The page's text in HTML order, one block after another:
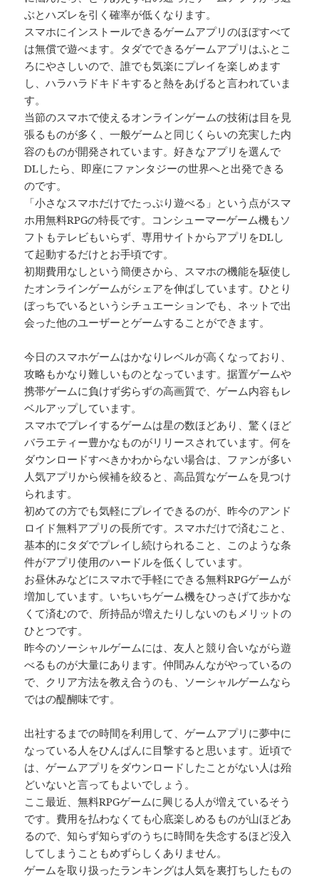
ぶとハズレを引く確率が低くなります。
スマホにインストールできるゲームアプリのほぼすべて
は無償で遊べます。タダでできるゲームアプリはふとこ
ろにやさしいので、誰でも気楽にプレイを楽しめます
し、ハラハラドキドキすると熱をあげると言われていま
す。
当節のスマホで使えるオンラインゲームの技術は目を見
張るものが多く、一般ゲームと同じくらいの充実した内
容のものが開発されています。好きなアプリを選んで
DLしたら、即座にファンタジーの世界へと出発できる
のです。
「小さなスマホだけでたっぷり遊べる」という点がスマ
ホ用無料RPGの特長です。コンシューマーゲーム機もソ
フトもテレビもいらず、専用サイトからアプリをDLし
て起動するだけとお手頃です。
初期費用なしという簡便さから、スマホの機能を駆使し
たオンラインゲームがシェアを伸ばしています。ひとり
ぼっちでいるというシチュエーションでも、ネットで出
会った他のユーザーとゲームすることができます。
今日のスマホゲームはかなりレベルが高くなっており、
攻略もかなり難しいものとなっています。据置ゲームや
携帯ゲームに負けず劣らずの高画質で、ゲーム内容もレ
ベルアップしています。
スマホでプレイするゲームは星の数ほどあり、驚くほど
バラエティー豊かなものがリリースされています。何を
ダウンロードすべきかわからない場合は、ファンが多い
人気アプリから候補を絞ると、高品質なゲームを見つけ
られます。
初めての方でも気軽にプレイできるのが、昨今のアンド
ロイド無料アプリの長所です。スマホだけで済むこと、
基本的にタダでプレイし続けられること、このような条
件がアプリ使用のハードルを低くしています。
お昼休みなどにスマホで手軽にできる無料RPGゲームが
増加しています。いちいちゲーム機をひっさげて歩かな
くて済むので、所持品が増えたりしないのもメリットの
ひとつです。
昨今のソーシャルゲームには、友人と競り合いながら遊
べるものが大量にあります。仲間みんながやっているの
で、クリア方法を教え合うのも、ソーシャルゲームなら
ではの醍醐味です。
出社するまでの時間を利用して、ゲームアプリに夢中に
なっている人をひんぱんに目撃すると思います。近頃で
は、ゲームアプリをダウンロードしたことがない人は殆
どいないと言ってもよいでしょう。
ここ最近、無料RPGゲームに興じる人が増えているそう
です。費用を払わなくても心底楽しめるものが山ほどあ
るので、知らず知らずのうちに時間を失念するほど没入
してしまうこともめずらしくありません。
ゲームを取り扱ったランキングは人気を裏打ちしたもの